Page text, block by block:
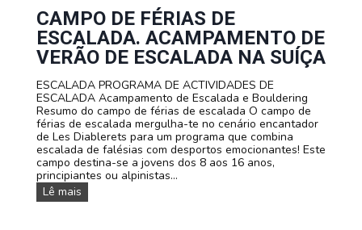
e
s
c
o
l
s
e
g
u
p
o
s
t
i
a
v
e
t
u
r
a
d
e
f
é
r
i
a
s
d
e
B
T
T
e
CAMPO DE FÉRIAS DE
ESCALADA. ACAMPAMENTO DE
VERÃO DE ESCALADA NA SUÍÇA
ESCALADA PROGRAMA DE ACTIVIDADES DE
ESCALADA Acampamento de Escalada e Bouldering
Resumo do campo de férias de escalada O campo de
férias de escalada mergulha-te no cenário encantador
de Les Diablerets para um programa que combina
escalada de falésias com desportos emocionantes! Este
campo destina-se a jovens dos 8 aos 16 anos,
principiantes ou alpinistas...
Lê mais
a